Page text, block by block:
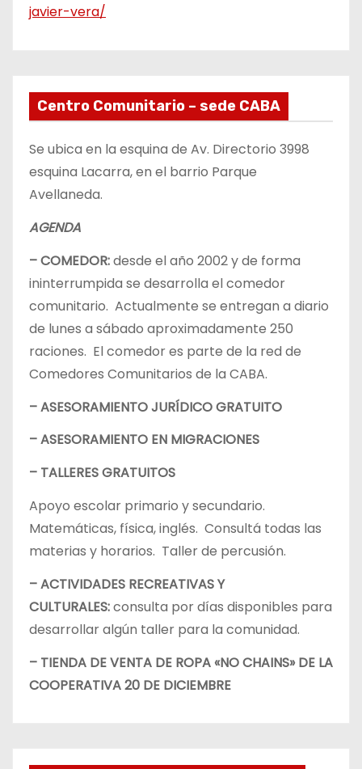
javier-vera/
Centro Comunitario – sede CABA
Se ubica en la esquina de Av. Directorio 3998
esquina Lacarra, en el barrio Parque
Avellaneda.
AGENDA
– COMEDOR:desde el año 2002 y de forma
ininterrumpida se desarrolla el comedor
comunitario. Actualmente se entregan a diario
de lunes a sábado aproximadamente 250
raciones. El comedor es parte de la red de
Comedores Comunitarios de la CABA.
– ASESORAMIENTO JURÍDICO GRATUITO
– ASESORAMIENTO EN MIGRACIONES
– TALLERES GRATUITOS
Apoyo escolar primario y secundario.
Matemáticas, física, inglés. Consultá todas las
materias y horarios. Taller de percusión.
– ACTIVIDADES RECREATIVAS Y
CULTURALES:consulta por días disponibles para
desarrollar algún taller para la comunidad.
– TIENDA DE VENTA DE ROPA «NO CHAINS» DE LA
COOPERATIVA 20 DE DICIEMBRE